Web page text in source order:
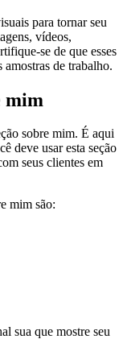
para tornar seu
vídeos,
se de que esses
de trabalho.
mim
sobre mim. É aqui
deve usar esta seção
seus clientes em
mim são:
sua que mostre seu